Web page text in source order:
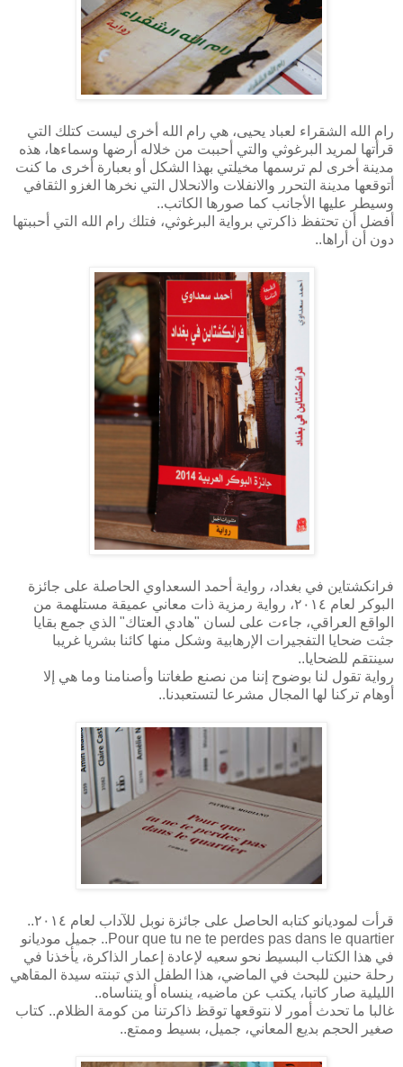
رام الله الشقراء لعباد يحيى، هي رام الله أخرى ليست كتلك التي
قرأتها لمريد البرغوثي والتي أحببت من خلاله أرضها وسماءها، هذه
مدينة أخرى لم ترسمها مخيلتي بهذا الشكل أو بعبارة أخرى ما كنت
أتوقعها مدينة التحرر والانفلات والانحلال التي نخرها الغزو الثقافي
وسيطر عليها الأجانب كما صورها الكاتب..
أفضل أن تحتفظ ذاكرتي برواية البرغوثي، فتلك رام الله التي أحببتها
دون أن أراها..
فرانكشتاين في بغداد، رواية أحمد السعداوي الحاصلة على جائزة
البوكر لعام ٢٠١٤، رواية رمزية ذات معاني عميقة مستلهمة من
الواقع العراقي، جاءت على لسان "هادي العتاك" الذي جمع بقايا
جثت ضحايا التفجيرات الإرهابية وشكل منها كائنا بشريا غريبا
سينتقم للضحايا..
رواية تقول لنا بوضوح إننا من نصنع طغاتنا وأصنامنا وما هي إلا
أوهام تركنا لها المجال مشرعا لتستعبدنا..
قرأت لموديانو كتابه الحاصل على جائزة نوبل للآداب لعام ٢٠١٤..
Pour que tu ne te perdes pas dans le quartier.. جميل موديانو
في هذا الكتاب البسيط نحو سعيه لإعادة إعمار الذاكرة، يأخذنا في
رحلة حنين للبحث في الماضي، هذا الطفل الذي تبنته سيدة المقاهي
الليلية صار كاتبا، يكتب عن ماضيه، ينساه أو يتناساه..
غالبا ما تحدث أمور لا نتوقعها توقظ ذاكرتنا من كومة الظلام.. كتاب
صغير الحجم بديع المعاني، جميل، بسيط وممتع..